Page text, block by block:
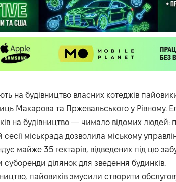
на будівництво власних котеджів
Макарова та Пржевальського у Рівному.
на будівництво — чимало відомих людей:
сесії міськрада дозволила міському
майже 35 гектарів, відведених під цю
ділянок для зведення будинків.
пайовиків змусили створити